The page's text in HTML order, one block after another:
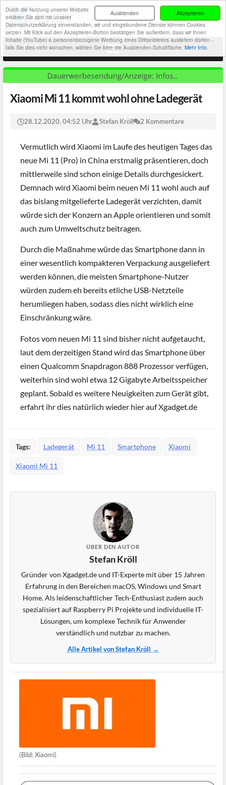
Akzeptieren
Ausblenden
Durch die Nutzung unserer Website
erklären Sie sich mit unserer
Datenschutzerklärung einverstanden, wir und eingebundene Dienste können Cookies
setzen. Mit Klick auf den Akzeptieren-Button bestätigen Sie außerdem, dass wir Ihnen
Inhalte (YouTube) & personenbezogene Werbung eines Drittanbieters ausliefern dürfen -
falls Sie dies nicht wünschen, wählen Sie bitte die Ausblenden-Schaltfläche. Mehr Info.
Xiaomi Mi 11 kommt wohl ohne Ladegerät
28.12.2020, 04:52 Uhr Stefan Kröll 2 Kommentare
Vermutlich wird Xiaomi im Laufe des heutigen Tages das
neue Mi 11 (Pro) in China erstmalig präsentieren, doch
mittlerweile sind schon einige Details durchgesickert.
Demnach wird Xiaomi beim neuen Mi 11 wohl auch auf
das bislang mitgelieferte Ladegerät verzichten, damit
würde sich der Konzern an Apple orientieren und somit
auch zum Umweltschutz beitragen.
Durch die Maßnahme würde das Smartphone dann in
einer wesentlich kompakteren Verpackung ausgeliefert
werden können, die meisten Smartphone-Nutzer
würden zudem eh bereits etliche USB-Netzteile
herumliegen haben, sodass dies nicht wirklich eine
Einschränkung wäre.
Fotos vom neuen Mi 11 sind bisher nicht aufgetaucht,
laut dem derzeitigen Stand wird das Smartphone über
einen Qualcomm Snapdragon 888 Prozessor verfügen,
weiterhin sind wohl etwa 12 Gigabyte Arbeitsspeicher
geplant. Sobald es weitere Neuigkeiten zum Gerät gibt,
erfahrt ihr dies natürlich wieder hier auf Xgadget.de
Tags: Ladegerät Mi 11 Smartphone Xiaomi
Xiaomi Mi 11
ÜBER DEN AUTOR
Stefan Kröll
Gründer von Xgadget.de und IT-Experte mit über 15 Jahren
Erfahrung in den Bereichen macOS, Windows und Smart
Home. Als leidenschaftlicher Tech-Enthusiast zudem auch
spezialisiert auf Raspberry Pi Projekte und individuelle IT-
Lösungen, um komplexe Technik für Anwender
verständlich und nutzbar zu machen.
Alle Artikel von Stefan Kröll →
(Bild: Xiaomi)